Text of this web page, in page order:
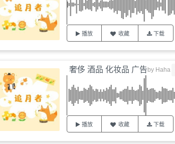
播放 收藏 下载
奢侈 酒品 化妆品 广告by Haha
播放 收藏 下载